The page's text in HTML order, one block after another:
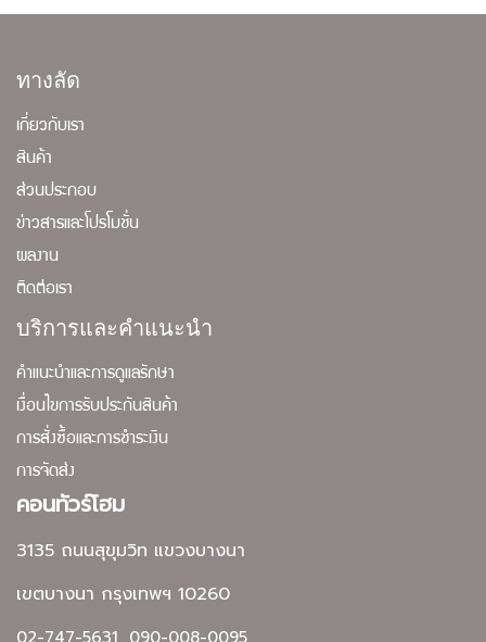
ทางลัด
เกี่ยวกับเรา
สินค้า
ส่วนประกอบ
ข่าวสารและโปรโมชั่น
ผลงาน
ติดต่อเรา
บริการและคำแนะนำ
คำแนะนำและการดูแลรักษา
เงื่อนไขการรับประกันสินค้า
การสั่งซื้อและการชำระเงิน
การจัดส่ง
คอนทัวร์โฮม
3135 ถนนสุขุมวิท แขวงบางนา
เขตบางนา กรุงเทพฯ 10260